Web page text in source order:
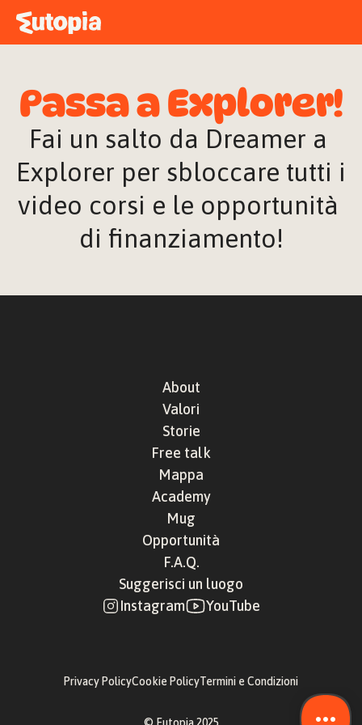
STORIE
FREE TALK
ACCEDI
Passa a Explorer!
Fai un salto da Dreamer a
Explorer per sbloccare tutti i
video corsi e le opportunità
di finanziamento!
About
Valori
Storie
Free talk
Mappa
Academy
Mug
Opportunità
F.A.Q.
Suggerisci un luogo
Instagram
YouTube
Privacy PolicyCookie PolicyTermini e Condizioni